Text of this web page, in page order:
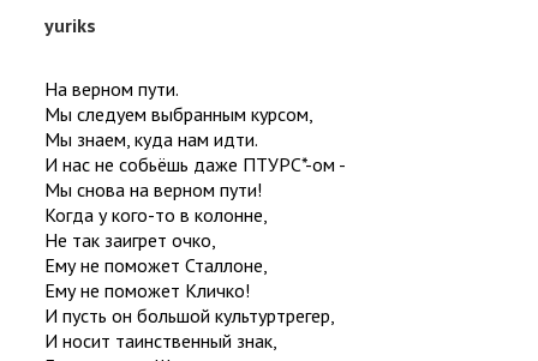
yuriks
На верном пути.
Мы следуем выбранным курсом,
Мы знаем, куда нам идти.
И нас не собьёшь даже ПТУРС*-ом -
Мы снова на верном пути!
Когда у кого-то в колонне,
Не так заигрет очко,
Ему не поможет Сталлоне,
Ему не поможет Кличко!
И пусть он большой культуртрегер,
И носит таинственный знак,